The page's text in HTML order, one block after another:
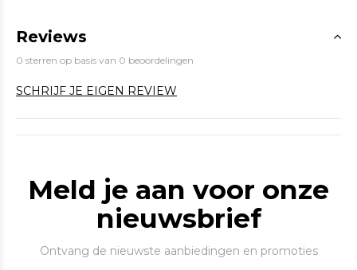
Reviews
0 sterren op basis van 0 beoordelingen
SCHRIJF JE EIGEN REVIEW
Meld je aan voor onze
nieuwsbrief
Ontvang de nieuwste aanbiedingen en promoties